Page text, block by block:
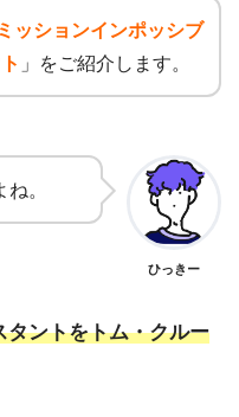
ミッションインポッシブ
」をご紹介します。
。
ひっきー
タントをトム・クルー